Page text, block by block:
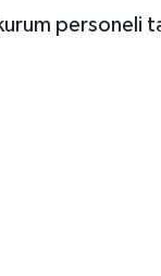
personeli